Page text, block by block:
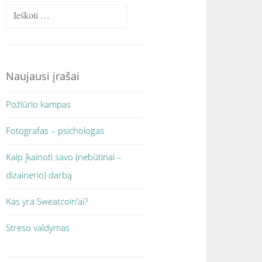
Ieškoti:
Naujausi įrašai
Požiūrio kampas
Fotografas – psichologas
Kaip įkainoti savo (nebūtinai –
dizainerio) darbą
Kas yra Sweatcoin’ai?
Streso valdymas